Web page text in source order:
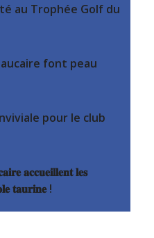
au Trophée Golf du
font peau
pour le club
𝐚𝐜𝐜𝐮𝐞𝐢𝐥𝐥𝐞𝐧𝐭 𝐥𝐞𝐬
𝐭𝐚𝐮𝐫𝐢𝐧𝐞 !